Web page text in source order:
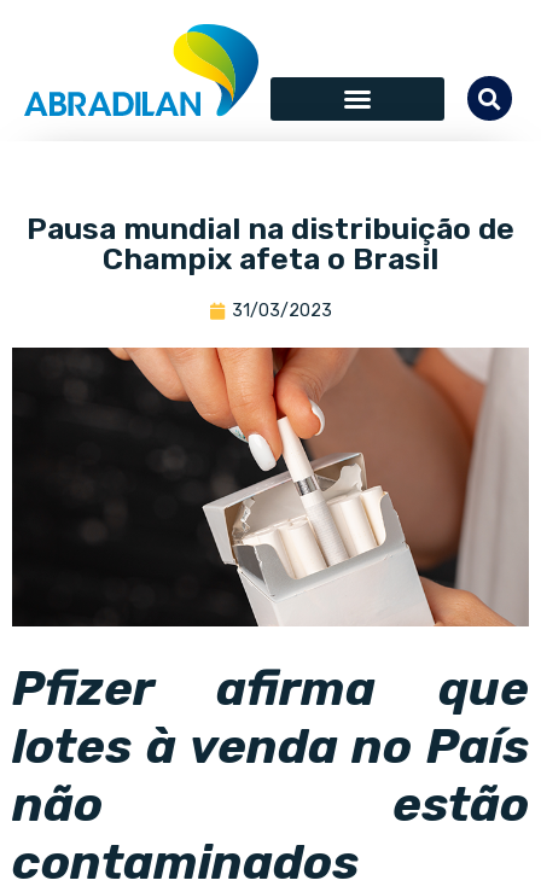
Pausa mundial na distribuição de
Champix afeta o Brasil
31/03/2023
Pfizer afirma que
lotes à venda no País
não estão
contaminados